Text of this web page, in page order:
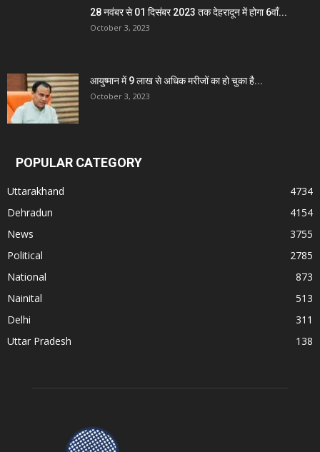
28 नवंबर से 01 दिसंबर 2023 तक देहरादून में होगा 6वाँ...
October 3, 2023
आयुष्मान में 9 लाख से अधिक मरीजों का हो चुका है...
October 3, 2023
POPULAR CATEGORY
Uttarakhand
4734
Dehradun
4154
News
3755
Political
2785
National
873
Nainital
513
Delhi
311
Uttar Pradesh
138